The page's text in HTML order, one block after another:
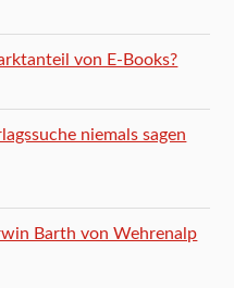
von E-Books?
niemals sagen
Barth von Wehrenalp